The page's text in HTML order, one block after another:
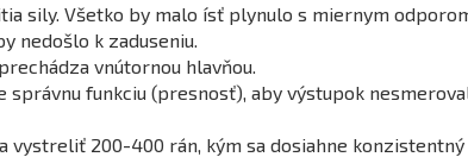
sily. Všetko by malo ísť plynulo s miernym
nedošlo k zaduseniu.
vnútornou hlavňou.
funkciu (presnosť), aby výstupok
vystreliť 200-400 rán, kým sa dosiahne